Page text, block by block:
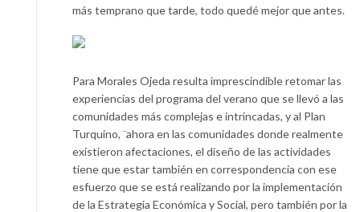
más temprano que tarde, todo quedé mejor que antes.
Para Morales Ojeda resulta imprescindible retomar las
experiencias del programa del verano que se llevó a las
comunidades más complejas e intrincadas, y al Plan
Turquino, ¨ahora en las comunidades donde realmente
existieron afectaciones, el diseño de las actividades
tiene que estar también en correspondencia con ese
esfuerzo que se está realizando por la implementación
de la Estrategia Económica y Social, pero también por la